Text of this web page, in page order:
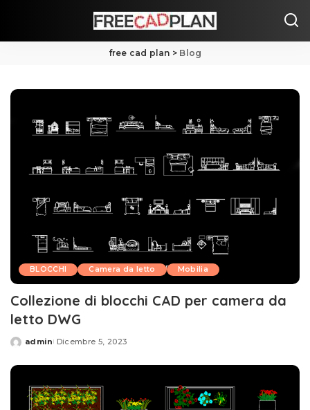
free cad plan > Blog
BLOCCHI Camera da letto Mobilia
Collezione di blocchi CAD per camera da
letto DWG
Posted
admin Dicembre 5, 2023